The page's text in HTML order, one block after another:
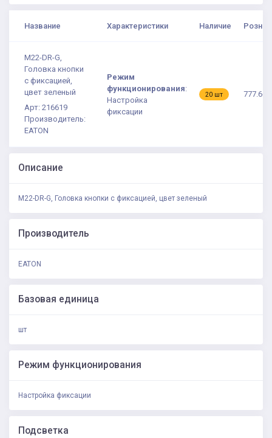
Название Характеристики Наличие
M22-DR-G,
Головка кнопки
с фиксацией,
цвет зеленый
Арт: 216619
Производитель:
EATON
Режим
функционирования:
Настройка
фиксации
20 шт 777.66
Описание
M22-DR-G, Головка кнопки с фиксацией, цвет зеленый
Производитель
EATON
Базовая единица
шт
Режим функционирования
Настройка фиксации
Подсветка